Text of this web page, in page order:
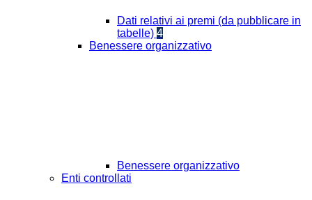
Dati relativi ai premi (da pubblicare in
tabelle) 4
Benessere organizzativo
Benessere organizzativo
Enti controllati